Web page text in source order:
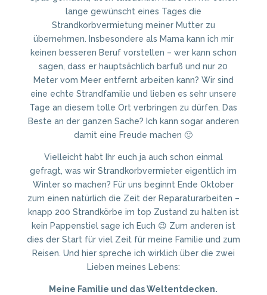
lange gewünscht eines Tages die
Strandkorbvermietung meiner Mutter zu
übernehmen. Insbesondere als Mama kann ich mir
keinen besseren Beruf vorstellen – wer kann schon
sagen, dass er hauptsächlich barfuß und nur 20
Meter vom Meer entfernt arbeiten kann? Wir sind
eine echte Strandfamilie und lieben es sehr unsere
Tage an diesem tolle Ort verbringen zu dürfen. Das
Beste an der ganzen Sache? Ich kann sogar anderen
damit eine Freude machen 🙂
Vielleicht habt Ihr euch ja auch schon einmal
gefragt, was wir Strandkorbvermieter eigentlich im
Winter so machen? Für uns beginnt Ende Oktober
zum einen natürlich die Zeit der Reparaturarbeiten –
knapp 200 Strandkörbe im top Zustand zu halten ist
kein Pappenstiel sage ich Euch 😉 Zum anderen ist
dies der Start für viel Zeit für meine Familie und zum
Reisen. Und hier spreche ich wirklich über die zwei
Lieben meines Lebens:
Meine Familie und das Weltentdecken.